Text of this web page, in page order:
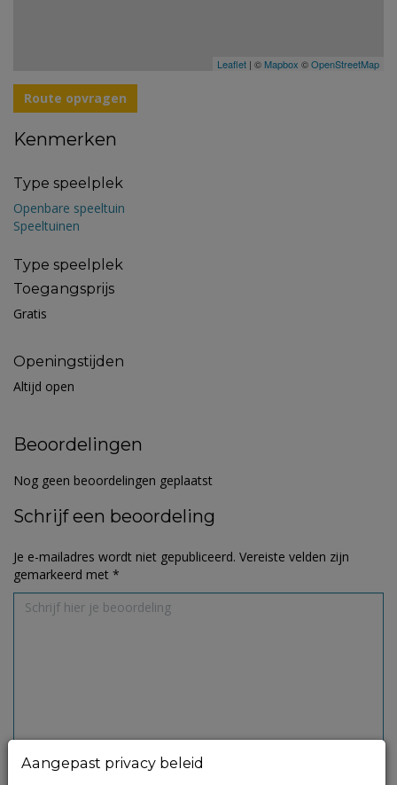
Leaflet | © Mapbox ©OpenStreetMap
Route opvragen
Kenmerken
Type speelplek
Openbare speeltuin
Speeltuinen
Type speelplek
Toegangsprijs
Gratis
Openingstijden
Altijd open
Beoordelingen
Nog geen beoordelingen geplaatst
Schrijf een beoordeling
Je e-mailadres wordt niet gepubliceerd. Vereiste velden zijn
gemarkeerd met *
Aangepast privacy beleid